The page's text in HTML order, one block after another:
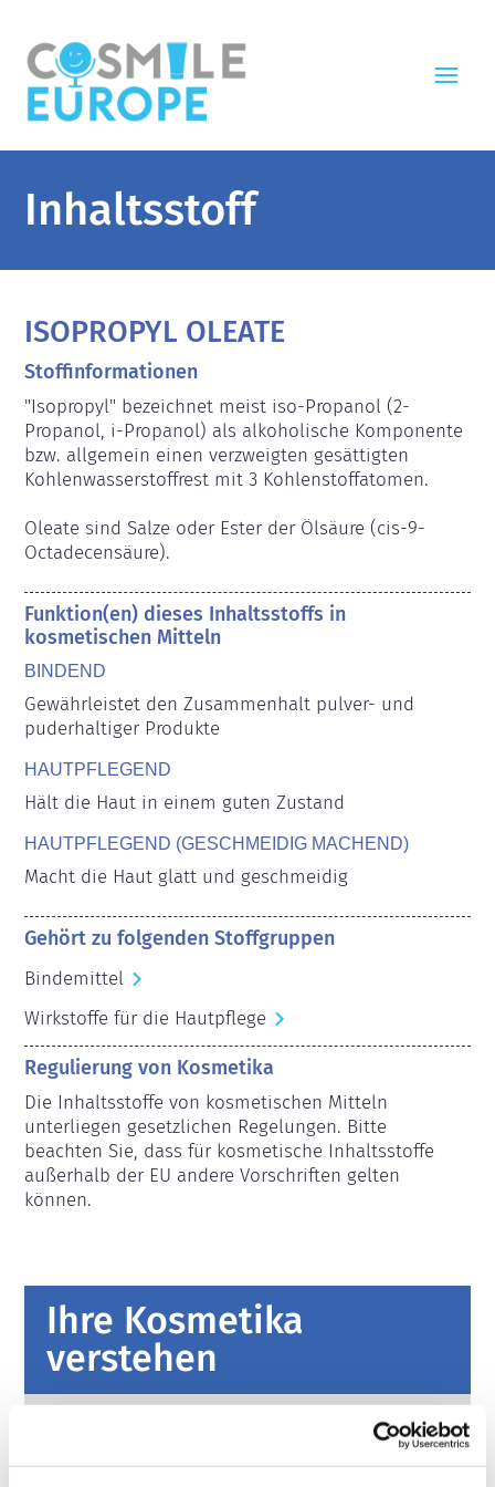
Inhaltsstoff
ISOPROPYL OLEATE
Stoffinformationen
"Isopropyl" bezeichnet meist iso-Propanol (2-
Propanol, i-Propanol) als alkoholische Komponente
bzw. allgemein einen verzweigten gesättigten
Kohlenwasserstoffrest mit 3 Kohlenstoffatomen.
Oleate sind Salze oder Ester der Ölsäure (cis-9-
Octadecensäure).
Funktion(en) dieses Inhaltsstoffs in
kosmetischen Mitteln
BINDEND
Gewährleistet den Zusammenhalt pulver- und
puderhaltiger Produkte
HAUTPFLEGEND
Hält die Haut in einem guten Zustand
HAUTPFLEGEND (GESCHMEIDIG MACHEND)
Macht die Haut glatt und geschmeidig
Gehört zu folgenden Stoffgruppen
Bindemittel
Wirkstoffe für die Hautpflege
Regulierung von Kosmetika
Die Inhaltsstoffe von kosmetischen Mitteln
unterliegen gesetzlichen Regelungen. Bitte
beachten Sie, dass für kosmetische Inhaltsstoffe
außerhalb der EU andere Vorschriften gelten
können.
Ihre Kosmetika
verstehen
Fakten zur Sicherheit von kosmetischen